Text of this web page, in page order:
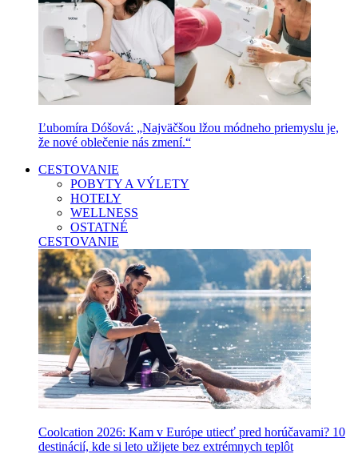
Ľubomíra Dóšová: „Najväčšou lžou módneho priemyslu je,
že nové oblečenie nás zmení.“
CESTOVANIE
POBYTY A VÝLETY
HOTELY
WELLNESS
OSTATNÉ
CESTOVANIE
Coolcation 2026: Kam v Európe utiecť pred horúčavami? 10
destinácií, kde si leto užijete bez extrémnych teplôt